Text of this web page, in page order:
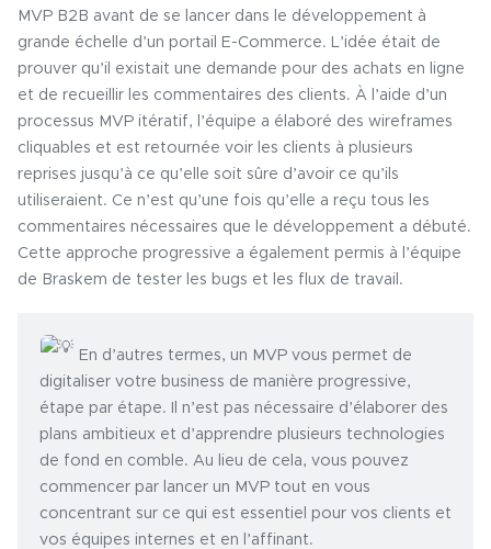
MVP B2B avant de se lancer dans le développement à
grande échelle d’un portail E-Commerce. L’idée était de
prouver qu’il existait une demande pour des achats en ligne
et de recueillir les commentaires des clients. À l’aide d’un
processus MVP itératif, l’équipe a élaboré des wireframes
cliquables et est retournée voir les clients à plusieurs
reprises jusqu’à ce qu’elle soit sûre d’avoir ce qu’ils
utiliseraient. Ce n’est qu’une fois qu’elle a reçu tous les
commentaires nécessaires que le développement a débuté.
Cette approche progressive a également permis à l’équipe
de Braskem de tester les bugs et les flux de travail.
En d’autres termes, un MVP vous permet de
digitaliser votre business de manière progressive,
étape par étape. Il n’est pas nécessaire d’élaborer des
plans ambitieux et d’apprendre plusieurs technologies
de fond en comble. Au lieu de cela, vous pouvez
commencer par lancer un MVP tout en vous
concentrant sur ce qui est essentiel pour vos clients et
vos équipes internes et en l’affinant.